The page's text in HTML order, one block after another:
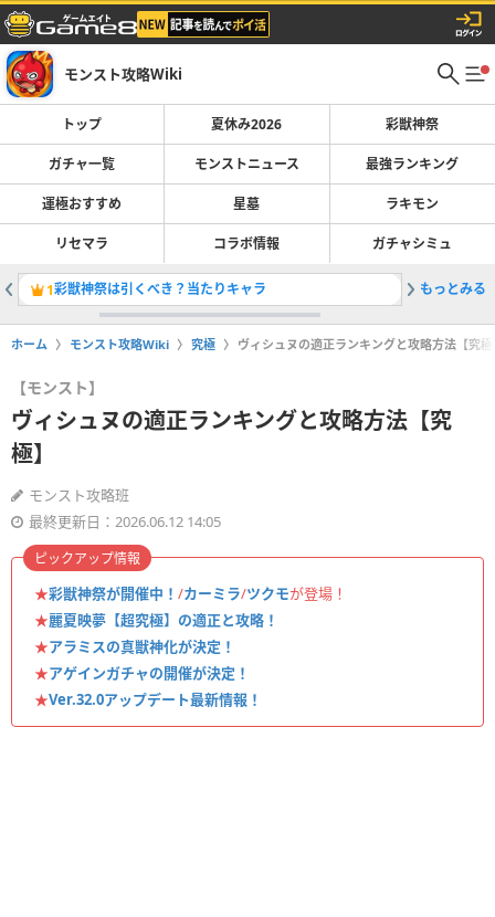
モンスト攻略Wiki
トップ 夏休み2026 彩獣神祭
ガチャ一覧 モンストニュース 最強ランキング
運極おすすめ 星墓 ラキモン
リセマラ コラボ情報 ガチャシミュ
1彩獣神祭は引くべき？当たりキャラ 2最強キ
もっとみる
ホーム モンスト攻略Wiki 究極 ヴィシュヌの適正ランキングと攻略方法【究
【モンスト】
ヴィシュヌの適正ランキングと攻略方法【究
極】
モンスト攻略班
最終更新日：2026.06.12 14:05
★彩獣神祭が開催中！ /カーミラ/ツクモが登場！
★麗夏映夢【超究極】の適正と攻略！
★アラミスの真獣神化が決定！
★アゲインガチャの開催が決定！
★Ver.32.0アップデート最新情報！
ピックアップ情報